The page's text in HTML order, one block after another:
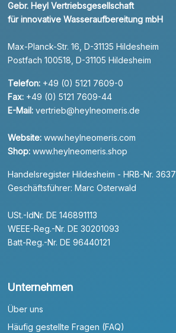
Gebr. Heyl Vertriebsgesellschaft
für innovative Wasseraufbereitung mbH
Max-Planck-Str. 16, D-31135 Hildesheim
Postfach 100518, D-31105 Hildesheim
Telefon: +49 (0) 5121 7609-0
Fax: +49 (0) 5121 7609-44
E-Mail: vertrieb@heylneomeris.de
Website: www.heylneomeris.com
Shop: www.heylneomeris.shop
Handelsregister Hildesheim - HRB-Nr. 3637
Geschäftsführer: Marc Osterwald
USt.-IdNr. DE 146891113
WEEE-Reg.-Nr. DE 30201093
Batt-Reg.-Nr. DE 96440121
Unternehmen
Über uns
Häufig gestellte Fragen (FAQ)